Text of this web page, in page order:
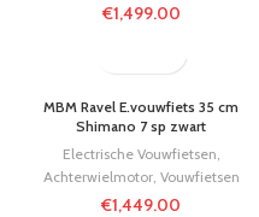
€1,499.00
MBM Ravel E.vouwfiets 35 cm
Shimano 7 sp zwart
Electrische Vouwfietsen
Achterwielmotor, Vouwfietsen
€1,449.00